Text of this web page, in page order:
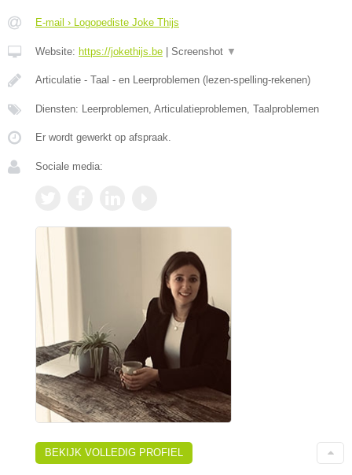
E-mail › Logopediste Joke Thijs
Website: https://jokethijs.be | Screenshot ▼
Articulatie - Taal - en Leerproblemen (lezen-spelling-rekenen)
Diensten: Leerproblemen, Articulatieproblemen, Taalproblemen
Er wordt gewerkt op afspraak.
Sociale media:
BEKIJK VOLLEDIG PROFIEL